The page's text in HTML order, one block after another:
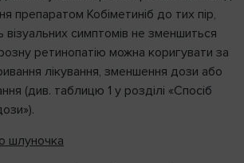
препаратом Кобіметиніб до тих пір,
візуальних симптомів не зменшиться
ретинопатію можна коригувати за
лікування, зменшення дози або
(див. таблицю 1 у розділі «Спосіб
шлуночка